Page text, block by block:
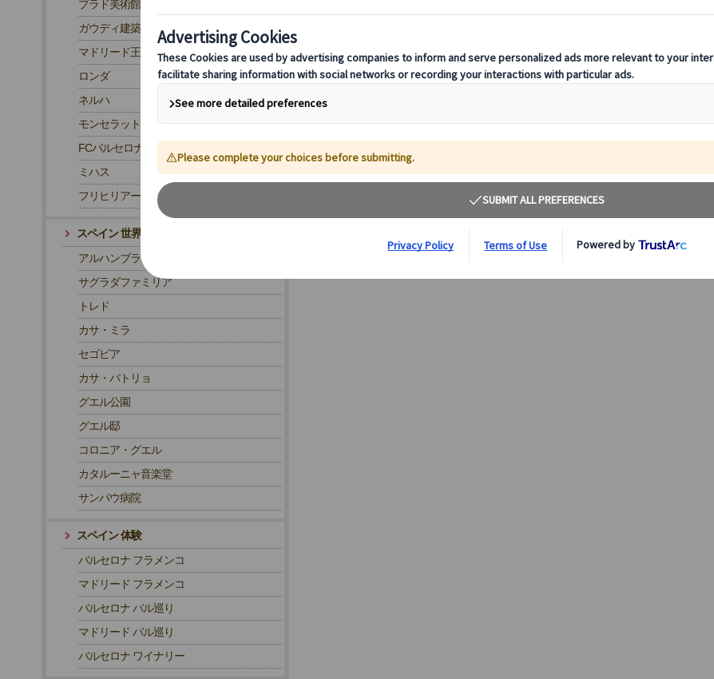
プラド美術館
ガウディ建築
マドリード王宮
ロンダ
ネルハ
モンセラット
FCバルセロナ・カンプノウ スタジアム
ミハス
フリヒリアーナ
スペイン 世界遺産
アルハンブラ宮殿
サグラダファミリア
トレド
カサ・ミラ
セゴビア
カサ・バトリョ
グエル公園
グエル邸
コロニア・グエル
カタルーニャ音楽堂
サンパウ病院
スペイン 体験
バルセロナ フラメンコ
マドリード フラメンコ
バルセロナ バル巡り
マドリード バル巡り
バルセロナ ワイナリー